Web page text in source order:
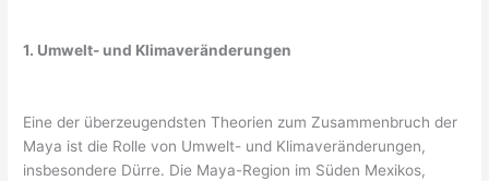
1. Umwelt- und Klimaveränderungen
Eine der überzeugendsten Theorien zum Zusammenbruch der
Maya ist die Rolle von Umwelt- und Klimaveränderungen,
insbesondere Dürre. Die Maya-Region im Süden Mexikos,